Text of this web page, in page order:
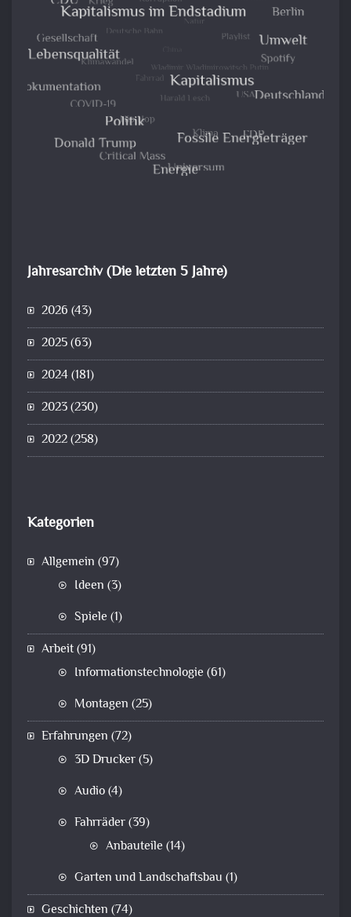
Jahresarchiv (Die letzten 5 Jahre)
2026 (43)
2025(63)
2024(181)
2023(230)
2022(258)
Kategorien
Allgemein (97)
Ideen (3)
Spiele (1)
Arbeit(91)
Informationstechnologie (61)
Montagen (25)
Erfahrungen (72)
3D Drucker(5)
Audio(4)
Fahrräder(39)
Anbauteile (14)
Garten und Landschaftsbau (1)
Geschichten (74)